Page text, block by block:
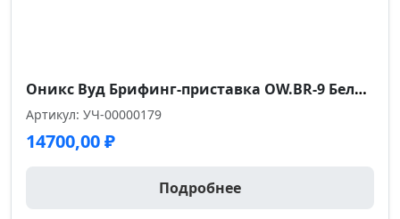
Глубина сиденья см.
Оникс Вуд Брифинг-приставка OW.BR-9 Белый Бриллиант/Дуб Светлый/Металл Белый 980*720*750
Артикул: УЧ-00000179
14700,00₽
Подробнее